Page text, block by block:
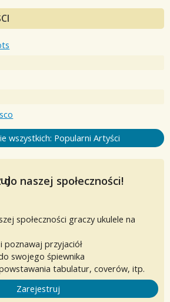
wszystkich: Popularni Artyści
do naszej społeczności!
społeczności graczy ukulele na
przyjaciół
swojego śpiewnika
tabulatur, coverów, itp.
Zarejestruj